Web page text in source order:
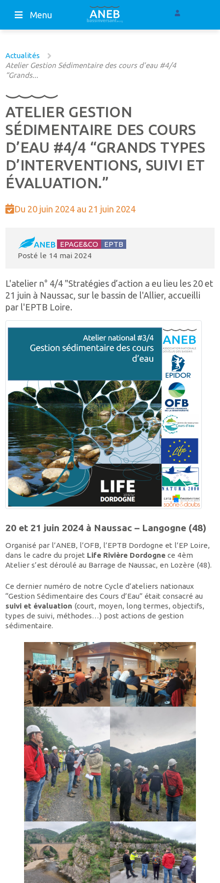
Menu
Actualités
Atelier Gestion Sédimentaire des cours d’eau #4/4
“Grands...
ATELIER GESTION
SÉDIMENTAIRE DES COURS
D’EAU #4/4 “GRANDS TYPES
D’INTERVENTIONS, SUIVI ET
ÉVALUATION.”
Du 20 juin 2024 au 21 juin 2024
EPAGE&CO
EPTB
Posté le 14 mai 2024
L'atelier n° 4/4 "Stratégies d’action a eu lieu les 20 et
21 juin à Naussac, sur le bassin de l'Allier, accueilli
par l'EPTB Loire.
20 et 21 juin 2024 à Naussac – Langogne (48)
Organisé par l’ANEB, l’OFB, l’EPTB Dordogne et l’EP Loire,
dans le cadre du projet Life Rivière Dordognece 4èm
Atelier s’est déroulé au Barrage de Naussac, en Lozère (48).
Ce dernier numéro de notre Cycle d’ateliers nationaux
“Gestion Sédimentaire des Cours d’Eau” était consacré au
suivi et évaluation (court, moyen, long termes, objectifs,
types de suivi, méthodes…) post actions de gestion
sédimentaire.